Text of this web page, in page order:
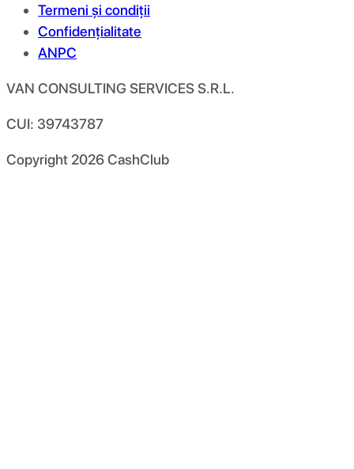
Termeni și condiții
Confidențialitate
ANPC
VAN CONSULTING SERVICES S.R.L.
CUI: 39743787
Copyright 2026CashClub